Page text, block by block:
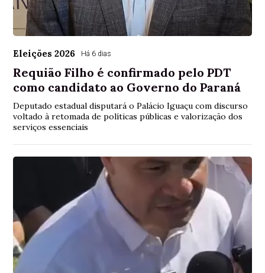
Eleições 2026 Há 6 dias
Requião Filho é confirmado pelo PDT
como candidato ao Governo do Paraná
Deputado estadual disputará o Palácio Iguaçu com discurso
voltado à retomada de políticas públicas e valorização dos
serviços essenciais